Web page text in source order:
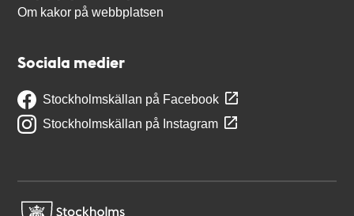
Om kakor på webbplatsen
Sociala medier
Stockholmskällan på Facebook
Stockholmskällan på Instagram